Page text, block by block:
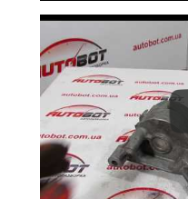
Phaeton (3D3)
Polo Mk IV (9A4, 9N)
Polo Mk V (6R)
Polo Mk VI
Cross Polo I